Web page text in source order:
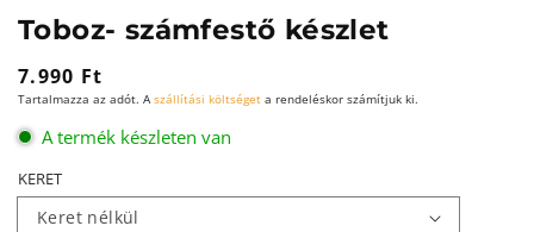
Toboz- számfestő készlet
Normál
ár
7.990 Ft
Tartalmazza az adót. A szállítási költséget a rendeléskor számítjuk ki.
A termék készleten van
KERET